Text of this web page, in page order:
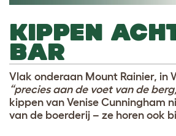
KIPPEN
BAR
Vlak onderaan Mount Rainier, in
“precies aan de voet van de berg,
kippen van Venise Cunningham
van de boerderij – ze horen ook